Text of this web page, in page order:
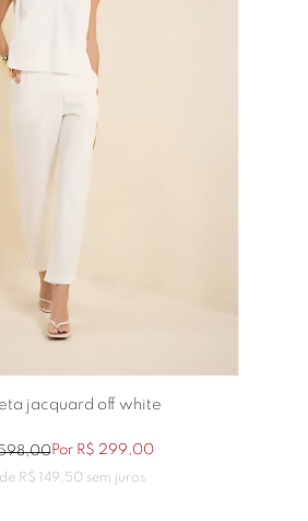
jacquard off white
,00Por R$ 299,00
R$ 149 50sem juros